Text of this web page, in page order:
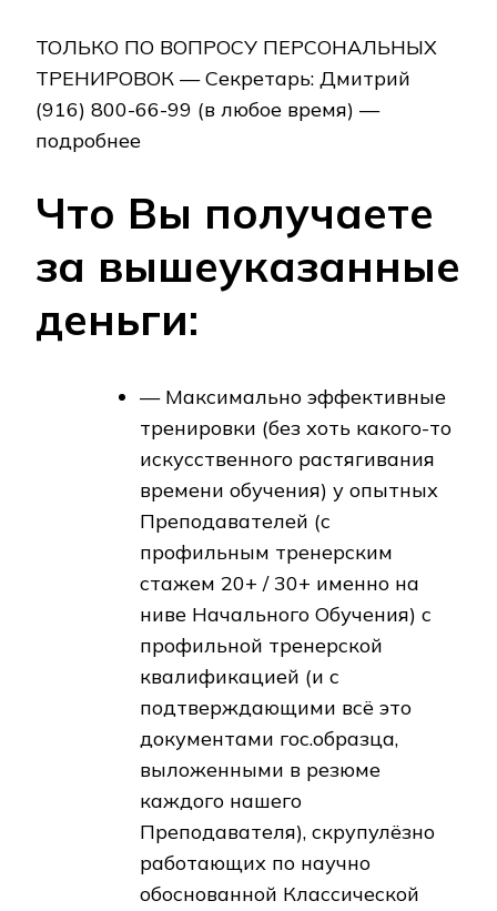
ТОЛЬКО ПО ВОПРОСУ ПЕРСОНАЛЬНЫХ
ТРЕНИРОВОК — Секретарь: Дмитрий
(916) 800-66-99 (в любое время) —
подробнее
Что Вы получаете
за вышеуказанные
деньги:
— Максимально эффективные
тренировки (без хоть какого-то
искусственного растягивания
времени обучения) у опытных
Преподавателей (с
профильным тренерским
стажем 20+ / 30+ именно на
ниве Начального Обучения) с
профильной тренерской
квалификацией (и с
подтверждающими всё это
документами гос.образца,
выложенными в резюме
каждого нашего
Преподавателя), скрупулёзно
работающих по научно
обоснованной Классической